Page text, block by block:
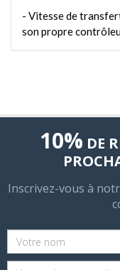
- Vitesse de
son propre
10% DE
Inscrivez-vous à